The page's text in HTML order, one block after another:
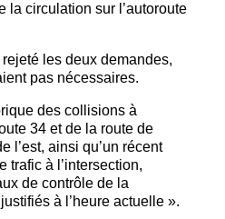
la circulation sur l’autoroute
les deux demandes,
pas nécessaires.
des collisions à
34 et de la route de
l’est, ainsi qu’un récent
trafic à l’intersection,
de contrôle de la
à l’heure actuelle ».